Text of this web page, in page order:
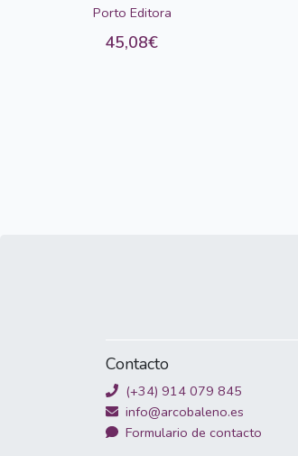
Porto Editora
45,08€
Contacto
(+34) 914 079 845
info@arcobaleno.es
Formulario de contacto